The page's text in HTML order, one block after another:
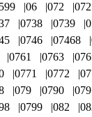
06 072
0738 0739
0746 07468
0761 0763
0771 0772
079 0790
0799 082